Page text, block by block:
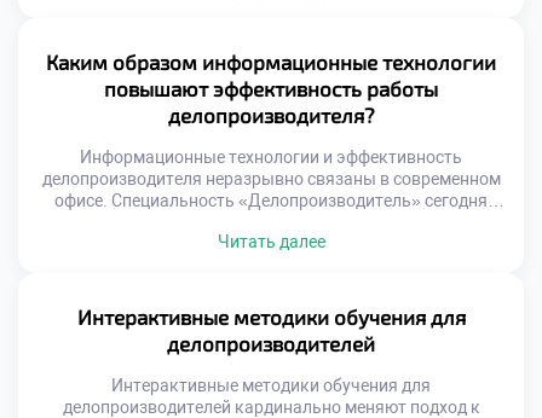
настоящего эксперта от простого технического
исполнителя. Стандарты обеспечивают юридическую
значимость и единообразие документации организации.
Они создают единое информационное пространство для
Каким образом информационные технологии
повышают эффективность работы
делопроизводителя?
Информационные технологии и эффективность
делопроизводителя неразрывно связаны в современном
офисе. Специальность «Делопроизводитель» сегодня
инструментами. Компьютерные системы
решают поступить учиться в московский техникум ради
освоения передовых программных комплексов. Учебный
процесс включает интенсивную практику в реальных
информационных средах. Студенты учатся управлять
документами с […]
Читать далее
Интерактивные методики обучения для
делопроизводителей
Интерактивные методики обучения для
делопроизводителей кардинально меняют подход к